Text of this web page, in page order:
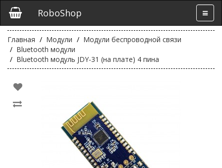
RoboShop
Главная Модули
Модули беспроводной связи
Bluetooth модули
Bluetooth модуль JDY-31 (на плате) 4 пина